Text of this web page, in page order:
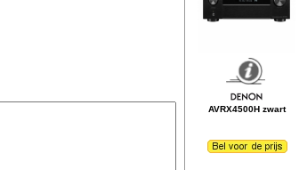
AVRX4500H zwart